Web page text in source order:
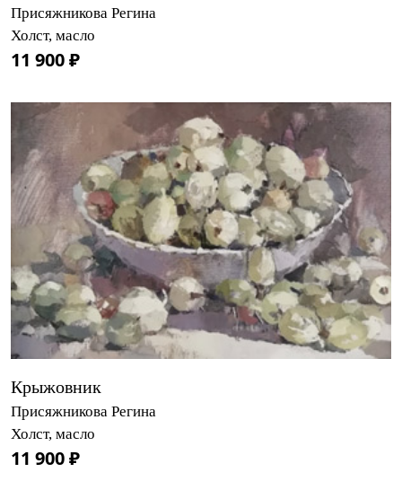
Присяжникова Регина
Холст, масло
11 900 ₽
Крыжовник
Присяжникова Регина
Холст, масло
11 900 ₽